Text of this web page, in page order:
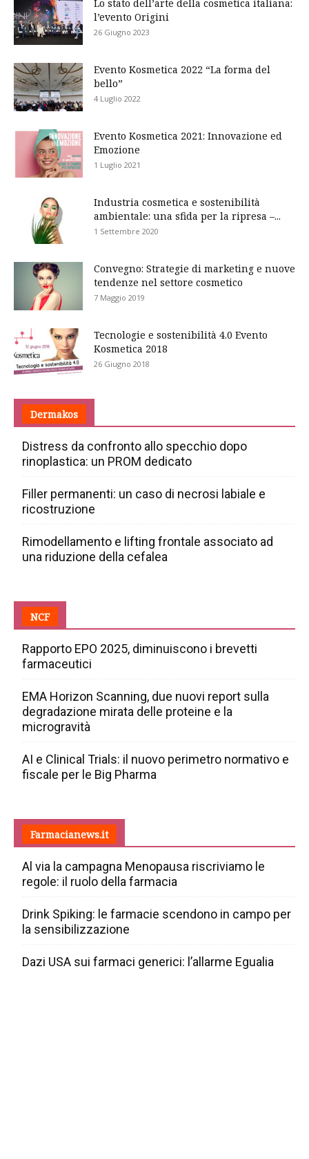
Lo stato dell’arte della cosmetica italiana:
l’evento Origini
26 Giugno 2023
Evento Kosmetica 2022 “La forma del
bello”
4 Luglio 2022
Evento Kosmetica 2021: Innovazione ed
Emozione
1 Luglio 2021
Industria cosmetica e sostenibilità
ambientale: una sfida per la ripresa –...
1 Settembre 2020
Convegno: Strategie di marketing e nuove
tendenze nel settore cosmetico
7 Maggio 2019
Tecnologie e sostenibilità 4.0 Evento
Kosmetica 2018
26 Giugno 2018
Dermakos
Distress da confronto allo specchio dopo
rinoplastica: un PROM dedicato
Filler permanenti: un caso di necrosi labiale e
ricostruzione
Rimodellamento e lifting frontale associato ad
una riduzione della cefalea
NCF
Rapporto EPO 2025, diminuiscono i brevetti
farmaceutici
EMA Horizon Scanning, due nuovi report sulla
degradazione mirata delle proteine e la
microgravità
AI e Clinical Trials: il nuovo perimetro normativo e
fiscale per le Big Pharma
Farmacianews.it
Al via la campagna Menopausa riscriviamo le
regole: il ruolo della farmacia
Drink Spiking: le farmacie scendono in campo per
la sensibilizzazione
Dazi USA sui farmaci generici: l’allarme Egualia